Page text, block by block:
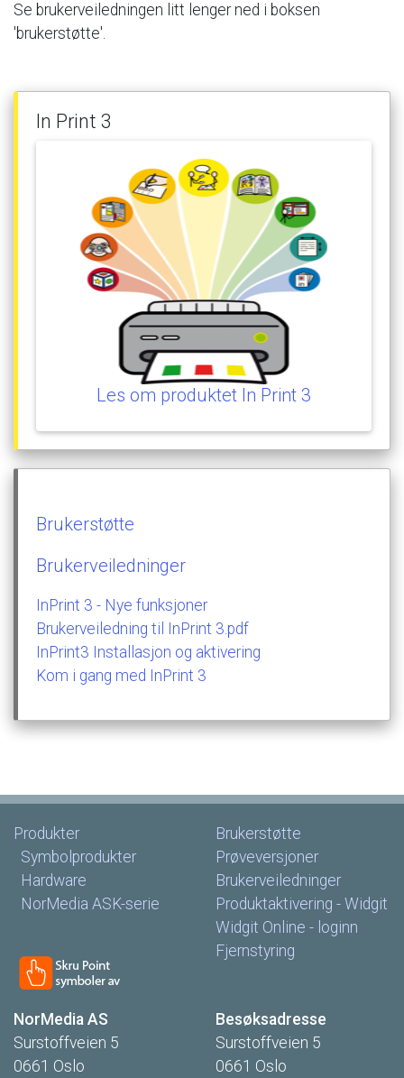
Se brukerveiledningen litt lenger ned i boksen
'brukerstøtte'.
In Print 3
Les om produktet In Print 3
Brukerstøtte
Brukerveiledninger
InPrint 3 - Nye funksjoner
Brukerveiledning til InPrint 3.pdf
InPrint3 Installasjon og aktivering
Kom i gang med InPrint 3
Produkter
Symbolprodukter
Hardware
NorMedia ASK-serie
Brukerstøtte
Prøveversjoner
Brukerveiledninger
Produktaktivering - Widgit
Widgit Online - loginn
Fjernstyring
NorMedia AS
Surstoffveien 5
0661 Oslo
Besøksadresse
Surstoffveien 5
0661 Oslo